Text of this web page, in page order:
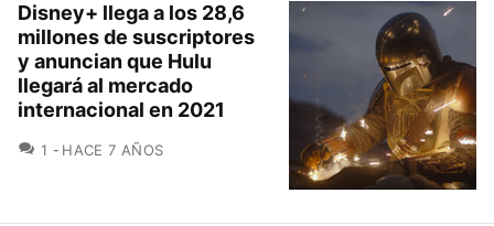
Disney+ llega a los 28,6
millones de suscriptores
y anuncian que Hulu
llegará al mercado
internacional en 2021
1 COMENTARIOS
HACE 7 AÑOS